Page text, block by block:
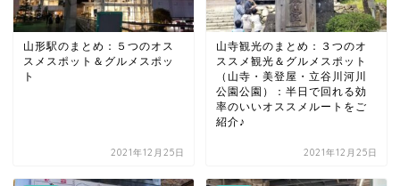
山形駅のまとめ：５つのオス
スメスポット＆グルメスポッ
ト
2021年12月25日
山寺観光のまとめ：３つのオ
ススメ観光＆グルメスポット
（山寺・美登屋・立谷川河川
公園公園）：半日で回れる効
率のいいオススメルートをご
紹介♪
2021年12月25日